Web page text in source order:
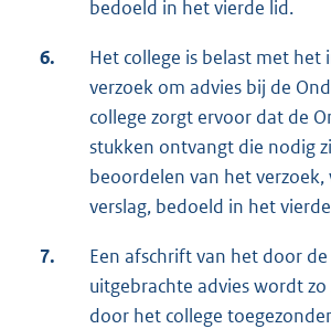
bedoeld in het vierde lid.
6.
Het college is belast met het
verzoek om advies bij de
college zorgt ervoor dat de
stukken ontvangt die nodig
beoordelen van het
verslag, bedoeld in het
7.
Een afschrift van het door
uitgebrachte advies wordt
door het college